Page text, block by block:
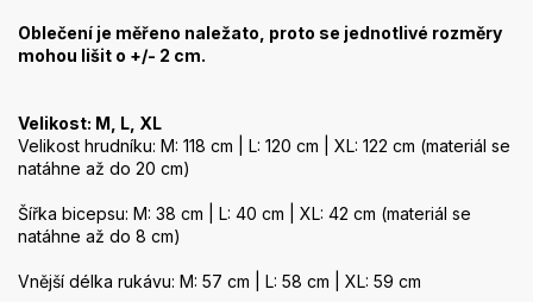
Oblečení je měřeno naležato, proto se jednotlivé rozměry
mohou lišit o +/- 2 cm.
Velikost: M, L, XL
Velikost hrudníku: M: 118 cm | L: 120 cm | XL: 122 cm (materiál se
natáhne až do 20 cm)
Šířka bicepsu: M: 38 cm | L: 40 cm | XL: 42 cm (materiál se
natáhne až do 8 cm)
Vnější délka rukávu: M: 57 cm | L: 58 cm | XL: 59 cm